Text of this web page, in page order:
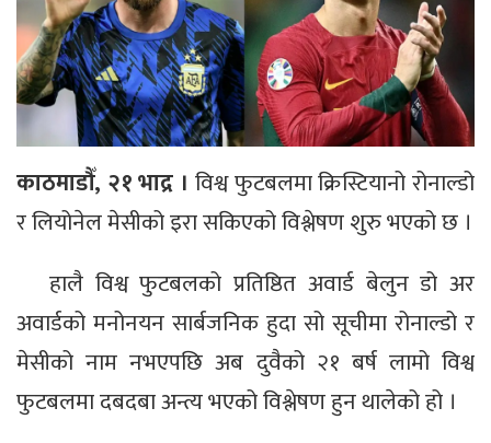
काठमाडौँ, २१ भाद्र । विश्व फुटबलमा क्रिस्टियानो रोनाल्डो
र लियोनेल मेसीको इरा सकिएको विश्लेषण शुरु भएको छ ।
हालै विश्व फुटबलको प्रतिष्ठित अवार्ड बेलुन डो अर
अवार्डको मनोनयन सार्बजनिक हुदा सो सूचीमा रोनाल्डो र
मेसीको नाम नभएपछि अब दुवैको २१ बर्ष लामो विश्व
फुटबलमा दबदबा अन्त्य भएको विश्लेषण हुन थालेको हो ।